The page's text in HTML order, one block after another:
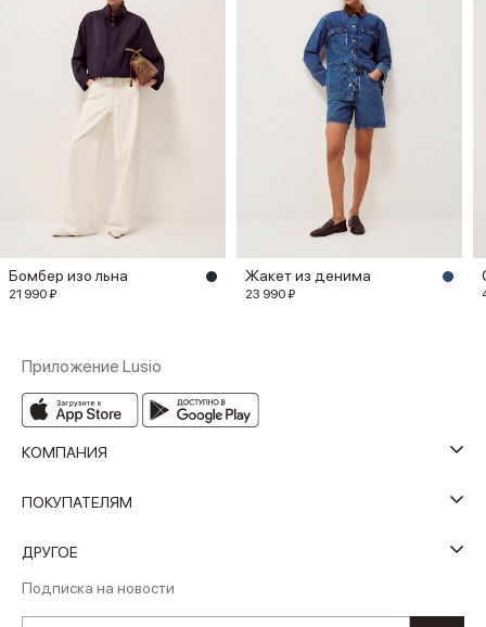
Бомбер изо льна
21 990 ₽
Жакет из денима
23 990 ₽
Приложение Lusio
КОМПАНИЯ
ПОКУПАТЕЛЯМ
ДРУГОЕ
Подписка на новости